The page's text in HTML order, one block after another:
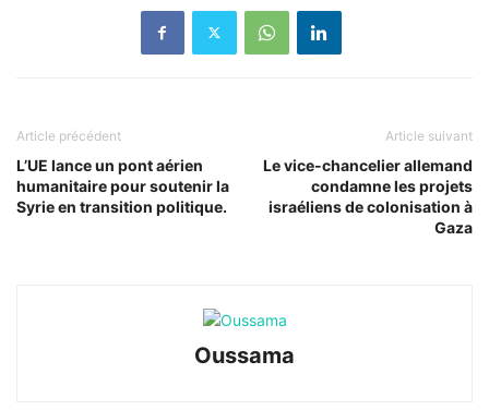
Article précédent
L’UE lance un pont aérien
humanitaire pour soutenir la
Syrie en transition politique.
Article suivant
Le vice-chancelier allemand
condamne les projets
israéliens de colonisation à
Gaza
Oussama